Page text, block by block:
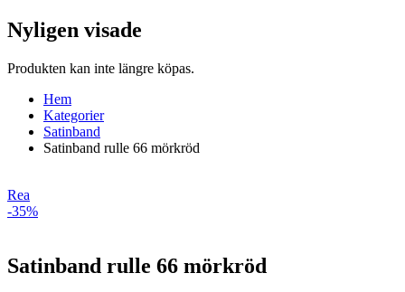
Nyligen visade
Produkten kan inte längre köpas.
Hem
Kategorier
Satinband
Satinband rulle 66 mörkröd
Rea
-35%
Satinband rulle 66 mörkröd